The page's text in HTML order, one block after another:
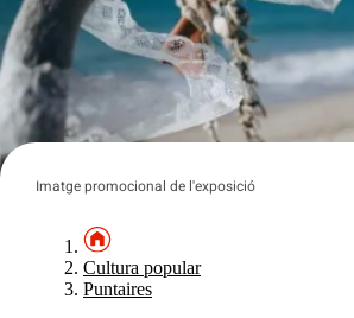
Imatge promocional de l'exposició
Cultura popular
Puntaires